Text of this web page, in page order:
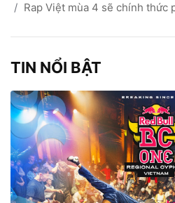
Rap Việt mùa 4 sẽ chính thức
TIN NỔI BẬT